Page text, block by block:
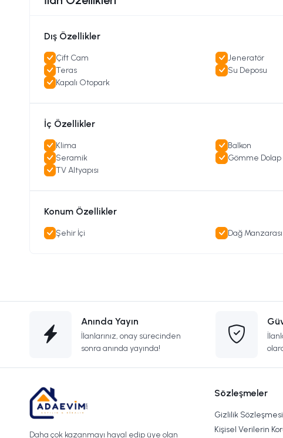
Dış Özellikler
Çift Cam Jeneratör
Teras
Su Deposu
Kapalı Otopark
İç Özellikler
Klima Balkon
Seramik
Gömme Dolap
TV Altyapısı
Konum Özellikler
Şehir İçi Dağ Manzarası
Anında Yayın
İlanlarınız, onay sürecinden
sonra anında yayında!
Daha çok kazanmayı hayal edip üye olan
Sözleşmeler
Gizlilik Sözleşmesi
Kişisel Verilerin